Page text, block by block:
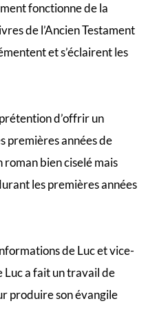
fonctionne de la
de l’Ancien Testament
et s’éclairent les
d’offrir un
premières années de
roman bien ciselé mais
les premières années
de Luc et vice-
Luc a fait un travail de
produire son évangile